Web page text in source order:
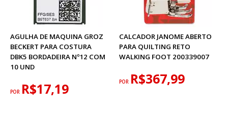
AGULHA DE MAQUINA GROZ
BECKERT PARA COSTURA
DBK5 BORDADEIRA Nº12 COM
10 UND
POR R$17,19
CALCADOR JANOME ABERTO
PARA QUILTING RETO
WALKING FOOT 200339007
POR R$367,99